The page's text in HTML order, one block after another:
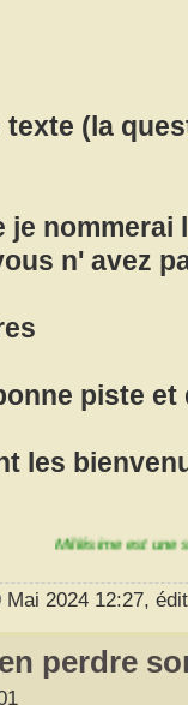
(la
nommerai
n' avez
piste
les
est une série de
Mai 2024 12:27,
perdre